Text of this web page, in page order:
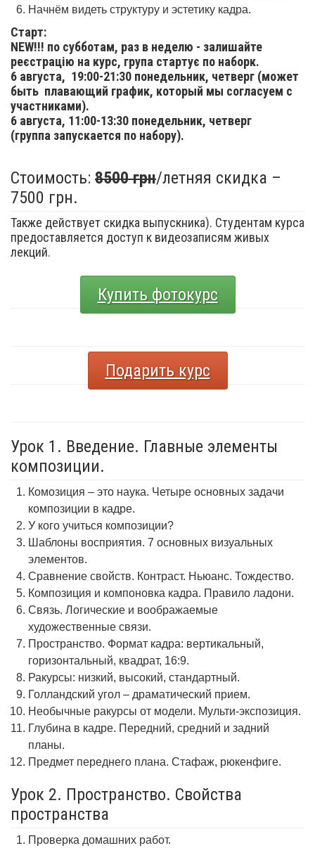
Начнём видеть структуру и эстетику кадра.
Старт:
NEW!!! по субботам, раз в неделю - залишайте
реєстрацію на курс, група стартує по наборк.
6 августа, 19:00-21:30 понедельник, четверг (может
быть плавающий график, который мы согласуем с
участниками).
6 августа, 11:00-13:30 понедельник, четверг
(группа запускается по набору).
Стоимость: 8500 грн/летняя скидка –
7500 грн.
Также действует скидка выпускника). Студентам курса
предоставляется доступ к видеозаписям живых
лекций.
Купить фотокурс
Подарить курс
Урок 1. Введение. Главные элементы
композиции.
Комозиция – это наука. Четыре основных задачи
композиции в кадре.
У кого учиться композиции?
Шаблоны восприятия. 7 основных визуальных
элементов.
Сравнение свойств. Контраст. Ньюанс. Тождество.
Композиция и компоновка кадра. Правило ладони.
Связь. Логические и воображаемые
художественные связи.
Пространство. Формат кадра: вертикальный,
горизонтальный, квадрат, 16:9.
Ракурсы: низкий, высокий, стандартный.
Голландский угол – драматический прием.
Необычные ракурсы от модели. Мульти-экспозиция.
Глубина в кадре. Передний, средний и задний
планы.
Предмет переднего плана. Стафаж, рюкенфиге.
Урок 2. Пространство. Свойства
пространства
Проверка домашних работ.